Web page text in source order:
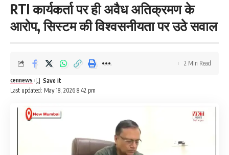
RTI कार्यकर्ता पर ही अवैध अतिक्रमण के
आरोप, सिस्टम की विश्वसनीयता पर उठे सवाल
Last updated: May 18, 2026 8:42 pm
cennews
2 Min Read